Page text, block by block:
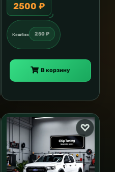
2500 ₽
Кешбэк 250 ₽
В корзину